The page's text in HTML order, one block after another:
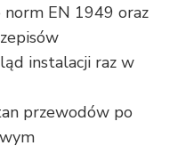
norm EN 1949 oraz
instalacji raz w
przewodów po